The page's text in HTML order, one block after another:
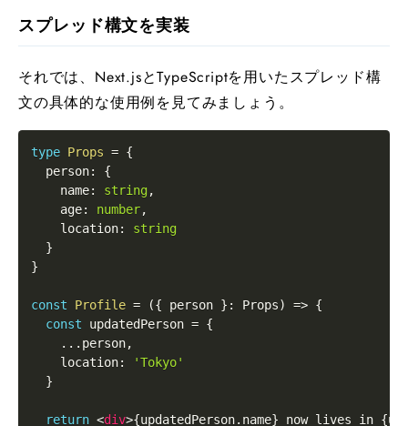
スプレッド構文を実装
それでは、Next.jsとTypeScriptを用いたスプレッド構
文の具体的な使用例を見てみましょう。
type Props = {
  person
:
{
    name
: string,
    age
: number,
location:
string
}
}
const Profile = ({ person } : Props) => {
const updatedPerson = {
... person,
location:
'Tokyo'
}
return <div>{updatedPerson. name} now lives in {